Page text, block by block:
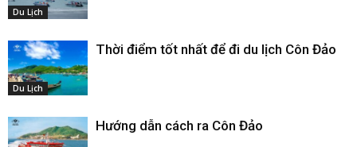
Du Lịch
Du Lịch
Thời điểm tốt nhất để đi du lịch Côn Đảo
Hướng dẫn cách ra Côn Đảo